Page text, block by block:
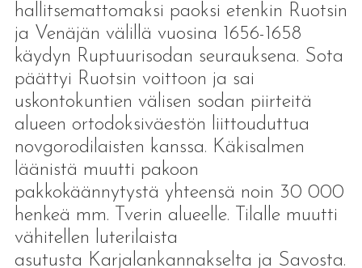
hallitsemattomaksi paoksi etenkin Ruotsin
ja Venäjän välillä vuosina 1656-1658
käydyn Ruptuurisodan seurauksena. Sota
päättyi Ruotsin voittoon ja sai
uskontokuntien välisen sodan piirteitä
alueen ortodoksiväestön liittouduttua
novgorodilaisten kanssa. Käkisalmen
läänistä muutti pakoon
pakkokäännytystä yhteensä noin 30 000
henkeä mm. Tverin alueelle. Tilalle muutti
vähitellen luterilaista
asutusta Karjalankannakselta ja Savosta.